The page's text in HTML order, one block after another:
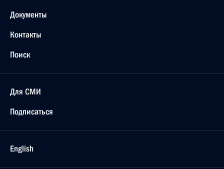
Документы
Контакты
Поиск
Для СМИ
Подписаться
English